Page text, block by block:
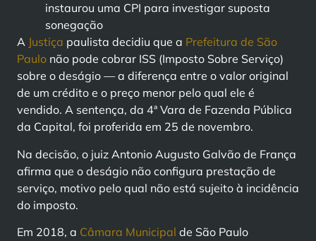
instaurou uma CPI para investigar suposta
sonegação
A Justiça paulista decidiu que a Prefeitura de São
Paulo não pode cobrar ISS (Imposto Sobre Serviço)
sobre o deságio — a diferença entre o valor original
de um crédito e o preço menor pelo qual ele é
vendido. A sentença, da 4ª Vara de Fazenda Pública
da Capital, foi proferida em 25 de novembro.
Na decisão, o juiz Antonio Augusto Galvão de França
afirma que o deságio não configura prestação de
serviço, motivo pelo qual não está sujeito à incidência
do imposto.
Em 2018, a Câmara Municipal de São Paulo